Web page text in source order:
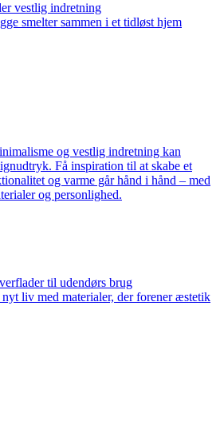
vestlig indretning
smelter sammen i et tidløst hjem
og vestlig indretning kan
Få inspiration til at skabe et
og varme går hånd i hånd – med
og personlighed.
til udendørs brug
liv med materialer, der forener æstetik